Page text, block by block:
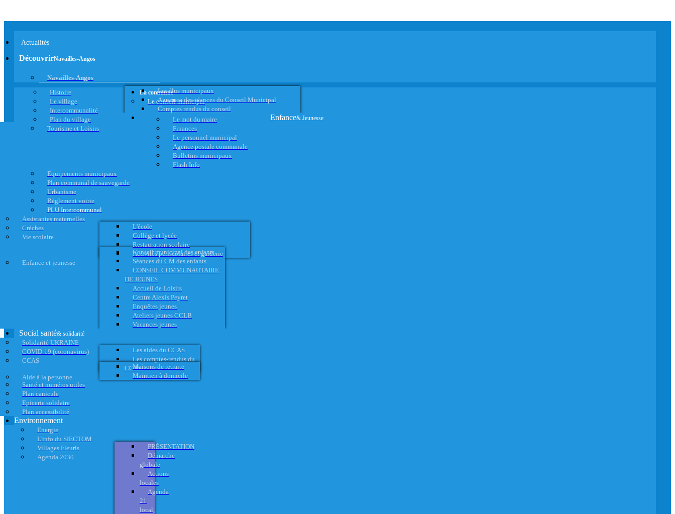
Actualités
DécouvrirNavailles-Angos
Navailles-Angos
Histoire
Le village
Intercommunalité
Plan du village
Tourisme et Loisirs
La commune
Le conseil municipal
Les élus municipaux
Annonce des séances du Conseil Municipal
Comptes rendus du conseil
Le mot du maire
Finances
Le personnel municipal
Agence postale communale
Bulletins municipaux
Flash Info
Equipements municipaux
Plan communal de sauvegarde
Urbanisme
Règlement voirie
PLU Intercommunal
Enfance& Jeunesse
Assistantes maternelles
Crèches
Vie scolaire
L'école
Collège et lycée
Restauration scolaire
Activités périscolaires et garderie
Enfance et jeunesse
Conseil municipal des enfants
Séances du CM des enfants
CONSEIL COMMUNAUTAIRE
DE JEUNES
Accueil de Loisirs
Centre Alexis Peyret
Enquêtes jeunes
Ateliers jeunes CCLB
Vacances jeunes
Social santé& solidarité
Solidarité UKRAINE
COVID-19 (coronavirus)
CCAS
Les aides du CCAS
Les comptes-rendus du
CCAS
Aide à la personne
Maisons de retraite
Maintien à domicile
Santé et numéros utiles
Plan canicule
Epicerie solidaire
Plan accessibilité
Environnement
Energie
L'info du SIECTOM
Villages Fleuris
Agenda 2030
PRÉSENTATION
Démarche
globale
Actions
locales
Agenda
21
local,